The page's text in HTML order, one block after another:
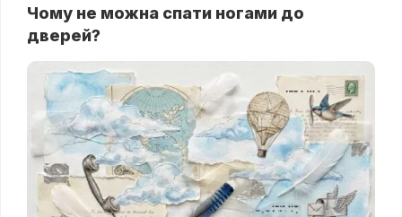
Чому не можна спати ногами до
дверей?